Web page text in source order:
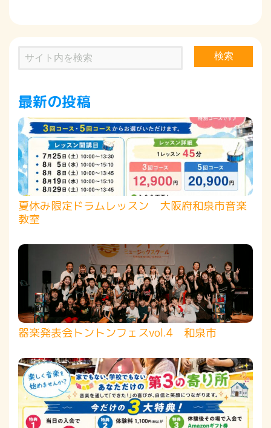
検索
最新の投稿
夏休み限定ドラムレッスン 大阪府和泉市音楽
教室
器楽発表会トントンフェスvol.4 和泉市